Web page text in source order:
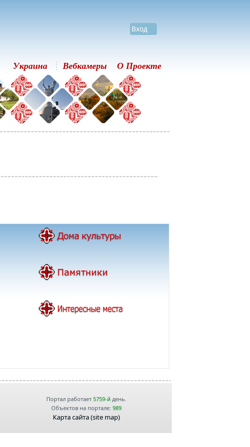
Вход
Украина Вебкамеры О Проекте
Портал работает 5759-йдень.
Объектов на портале: 989
Карта сайта (site map)